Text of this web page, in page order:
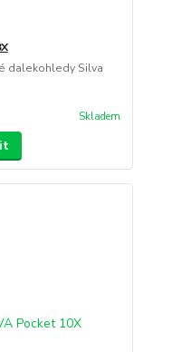
dalekohledy Silva
Skladem